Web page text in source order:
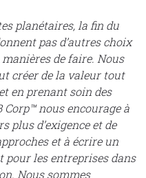
planétaires, la fin du
pas d’autres choix
de faire. Nous
créer de la valeur tout
en prenant soin des
nous encourage à
plus d’exigence et de
et à écrire un
les entreprises dans
Nous sommes